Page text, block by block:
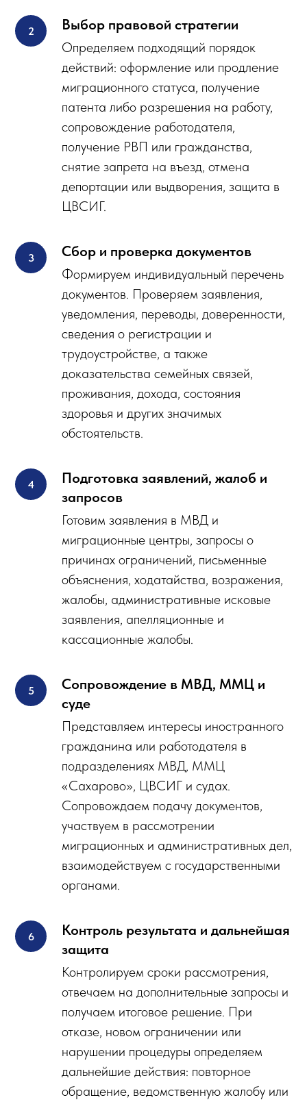
Выбор правовой стратегии
Определяем подходящий порядок
действий: оформление или продление
миграционного статуса, получение
патента либо разрешения на работу,
сопровождение работодателя,
получение РВП или гражданства,
снятие запрета на въезд, отмена
депортации или выдворения, защита в
ЦВСИГ.
Сбор и проверка документов
Формируем индивидуальный перечень
документов. Проверяем заявления,
уведомления, переводы, доверенности,
сведения о регистрации и
трудоустройстве, а также
доказательства семейных связей,
проживания, дохода, состояния
здоровья и других значимых
обстоятельств.
Подготовка заявлений, жалоб и
запросов
Готовим заявления в МВД и
миграционные центры, запросы о
причинах ограничений, письменные
объяснения, ходатайства, возражения,
жалобы, административные исковые
заявления, апелляционные и
кассационные жалобы.
Сопровождение в МВД, ММЦ и
суде
Представляем интересы иностранного
гражданина или работодателя в
подразделениях МВД, ММЦ
«Сахарово», ЦВСИГ и судах.
Сопровождаем подачу документов,
участвуем в рассмотрении
миграционных и административных дел,
взаимодействуем с государственными
органами.
Контроль результата и дальнейшая
защита
Контролируем сроки рассмотрения,
отвечаем на дополнительные запросы и
получаем итоговое решение. При
отказе, новом ограничении или
нарушении процедуры определяем
дальнейшие действия: повторное
обращение, ведомственную жалобу или